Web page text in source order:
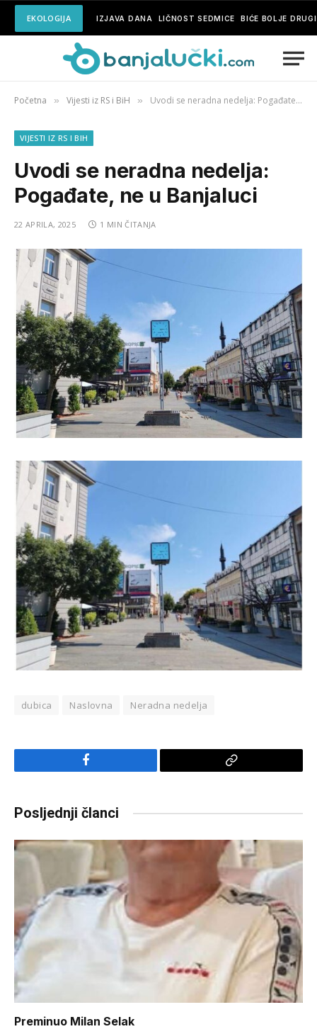
EKOLOGIJA IZJAVA DANA LIČNOST SEDMICE BIĆE BOLJE
Početna » Vijesti iz RS i BiH » Uvodi se neradna nedelja: Pogađate, ne u Banjaluci
VIJESTI IZ RS I BIH
Uvodi se neradna nedelja:
Pogađate, ne u Banjaluci
22 APRILA, 2025 1 MIN ČITANJA
dubica Naslovna Neradna nedelja
Facebook
Copy
Posljednji članci
Preminuo Milan Selak